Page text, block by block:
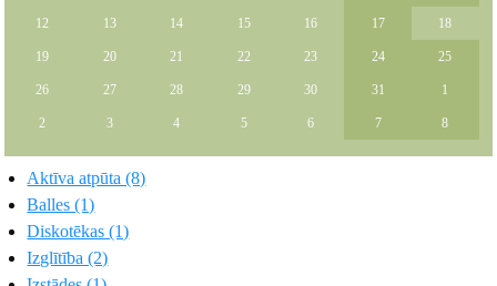
12 13 14 15 16 17 18
19 20 21 22 23 24 25
26 27 28 29 30 31 1
2 3 4 5 6 7 8
Aktīva atpūta (8)
Balles (1)
Diskotēkas (1)
Izglītība (2)